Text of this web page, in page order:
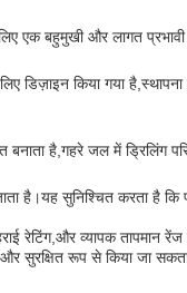
बहुमुखी और लागत प्रभावी
किया गया
है,गहरे जल में ड्रिलिंग
है।यह सुनिश्चित करता है कि
व्यापक तापमान रेंज
सुरक्षित रूप से किया जा